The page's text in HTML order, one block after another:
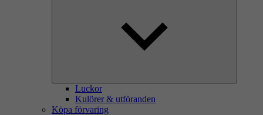
Luckor
Kulörer & utföranden
Köpa förvaring